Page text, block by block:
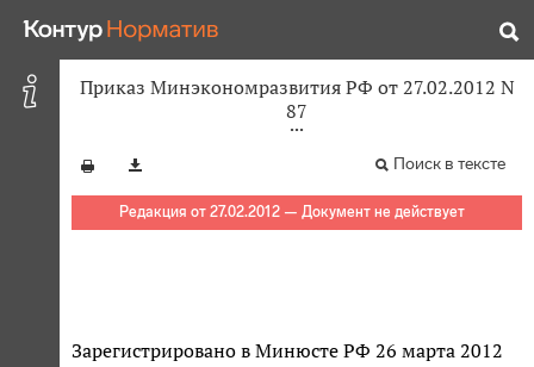
Приказ Минэкономразвития РФ от 27.02.2012 N
87
Поиск в тексте
Редакция от 27.02.2012 — Документ не действует
Зарегистрировано в Минюсте РФ 26 марта 2012